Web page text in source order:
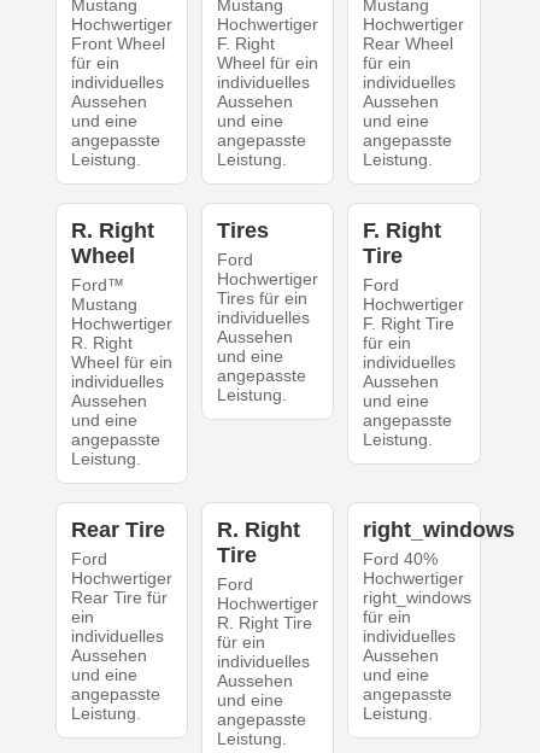
Mustang
Hochwertiger
Front Wheel
für ein
individuelles
Aussehen
und eine
angepasste
Leistung.
Mustang
Hochwertiger
F. Right
Wheel für ein
individuelles
Aussehen
und eine
angepasste
Leistung.
Mustang
Hochwertiger
Rear Wheel
für ein
individuelles
Aussehen
und eine
angepasste
Leistung.
R. Right
Wheel
Ford™
Mustang
Hochwertiger
R. Right
Wheel für ein
individuelles
Aussehen
und eine
angepasste
Leistung.
Tires
Ford
Hochwertiger
Tires für ein
individuelles
Aussehen
und eine
angepasste
Leistung.
F. Right
Tire
Ford
Hochwertiger
F. Right Tire
für ein
individuelles
Aussehen
und eine
angepasste
Leistung.
Rear Tire
Ford
Hochwertiger
Rear Tire für
ein
individuelles
Aussehen
und eine
angepasste
Leistung.
R. Right
Tire
Ford
Hochwertiger
R. Right Tire
für ein
individuelles
Aussehen
und eine
angepasste
Leistung.
right_windows
Ford 40%
Hochwertiger
right_windows
für ein
individuelles
Aussehen
und eine
angepasste
Leistung.